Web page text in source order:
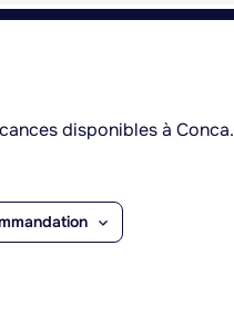
disponibles à Conca.